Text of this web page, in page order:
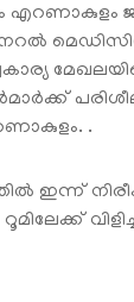
എറണാകുളം
ജനറല്‍
.
ഇന്ന്